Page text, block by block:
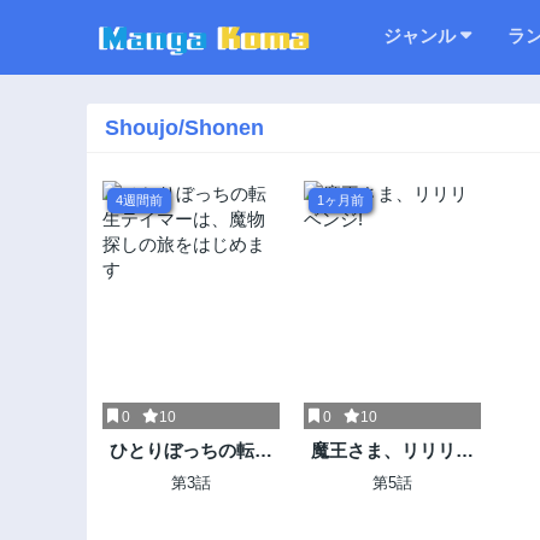
ジャンル ラ
Shoujo/Shonen
4週間前
0 10
ひとりぼっちの転生
テイマーは、魔物探
第3話
1ヶ月前
0 10
魔王さま、リリリベ
ンジ!
第5話